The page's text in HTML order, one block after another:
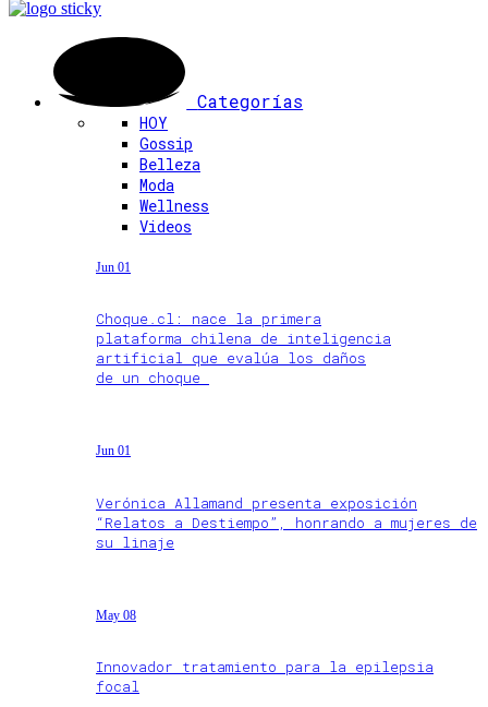
Categorías
HOY
Gossip
Belleza
Moda
Wellness
Videos
Jun 01
Choque.cl: nace la primera
plataforma chilena de inteligencia
artificial que evalúa los daños
de un choque
Jun 01
Verónica Allamand presenta exposición
“Relatos a Destiempo”, honrando a mujeres de
su linaje
May 08
Innovador tratamiento para la epilepsia
focal